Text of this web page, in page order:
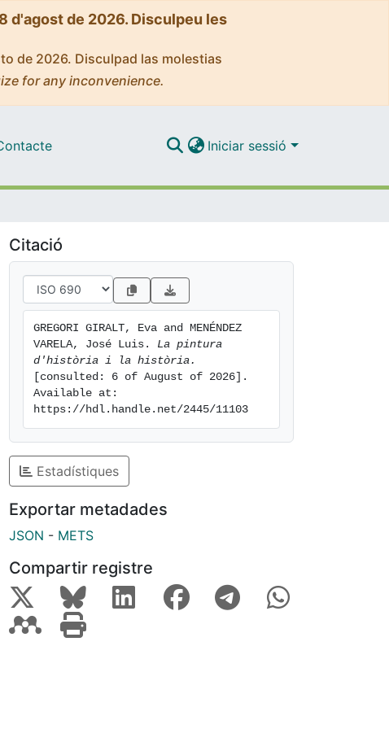
d'agost de 2026. Disculpeu les
de 2026. Disculpad las molestias
for any inconvenience.
Iniciar sessió
Citació
GREGORI GIRALT, Eva and MENÉNDEZ
VARELA, José Luis. La pintura
d'història i la història.
[consulted: 6 of August of 2026].
Available at:
https://hdl.handle.net/2445/11103
Estadístiques
Exportar metadades
JSON - METS
Compartir registre